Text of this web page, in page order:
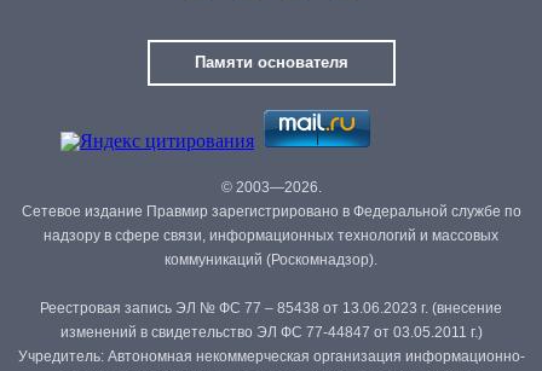
Памяти основателя
© 2003—2026.
Сетевое издание Правмир зарегистрировано в Федеральной службе по
надзору в сфере связи, информационных технологий и массовых
коммуникаций (Роскомнадзор).
Реестровая запись ЭЛ № ФС 77 – 85438 от 13.06.2023 г. (внесение
изменений в свидетельство ЭЛ ФС 77-44847 от 03.05.2011 г.)
Учредитель: Автономная некоммерческая организация информационно-